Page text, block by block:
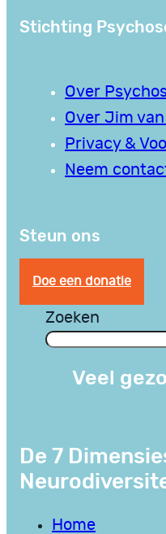
Stichting
Over
Over Jim van
Privacy &
Neem
Steun ons
Doe een donatie
Zoeken
Veel
De 7
Home